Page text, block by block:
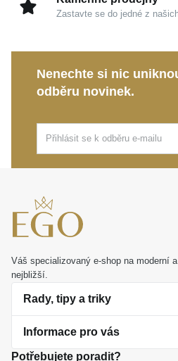
poctivého šperkařského
životní příběh. Je ideální
večerním šatům, stejně jako
Zastavte se do jedné z
Nenechte si nic
odběru novinek.
Váš specializovaný e-shop na moderní
nejbližší.
Rady, tipy a triky
O perlách
Informace pro vás
Potřebujete poradit?